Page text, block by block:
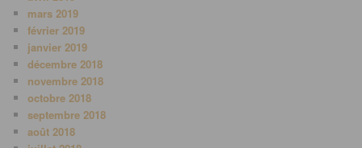
mars 2019
février 2019
janvier 2019
décembre 2018
novembre 2018
octobre 2018
septembre 2018
août 2018